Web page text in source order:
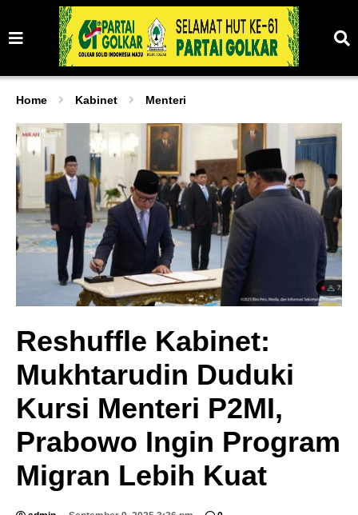
Home Kabinet Menteri
Reshuffle Kabinet:
Mukhtarudin Duduki
Kursi Menteri P2MI,
Prabowo Ingin Program
Migran Lebih Kuat